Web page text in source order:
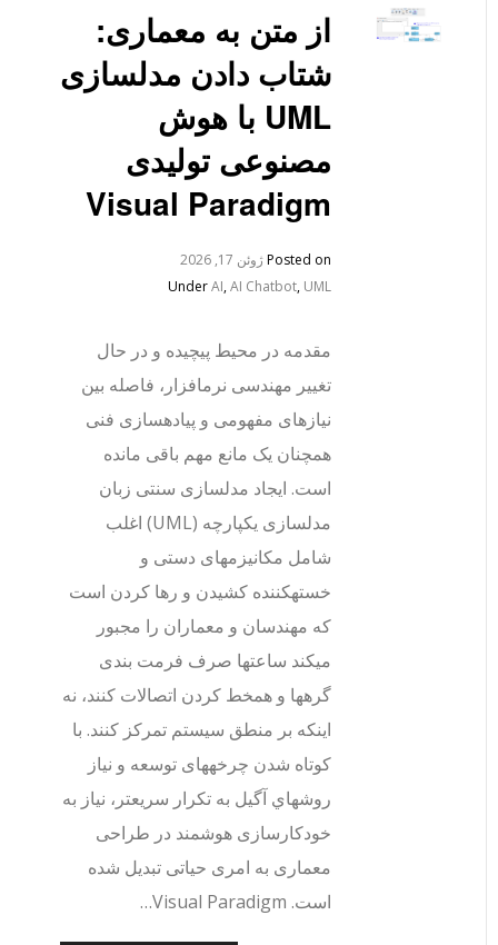
از متن به معماری:
شتاب دادن مدلسازی
UML با هوش
مصنوعی تولیدی
Visual Paradigm
Posted onژوئن 17, 2026
UnderAI, AI Chatbot,UML
مقدمه در محیط پیچیده و در حال
تغییر مهندسی نرمافزار، فاصله بین
نیازهای مفهومی و پیادهسازی فنی
همچنان یک مانع مهم باقی مانده
است. ایجاد مدلسازی سنتی زبان
مدلسازی یکپارچه (UML) اغلب
شامل مکانیزمهای دستی و
خستهکننده کشیدن و رها کردن است
که مهندسان و معماران را مجبور
میکند ساعتها صرف فرمت بندی
گرهها و همخط کردن اتصالات کنند، نه
اینکه بر منطق سیستم تمرکز کنند. با
کوتاه شدن چرخههای توسعه و نیاز
روشهاي آگیل به تکرار سریعتر، نیاز به
خودکارسازی هوشمند در طراحی
معماری به امری حیاتی تبدیل شده
است. Visual Paradigm…